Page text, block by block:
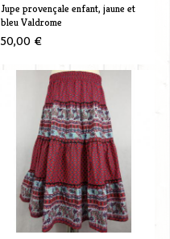
Jupe provençale enfant, jaune et
bleu Valdrome
50,00 €